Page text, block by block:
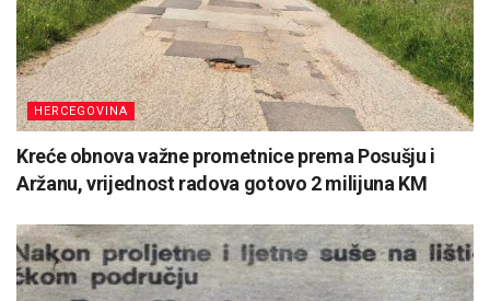
HERCEGOVINA
Kreće obnova važne prometnice prema Posušju i
Aržanu, vrijednost radova gotovo 2 milijuna KM